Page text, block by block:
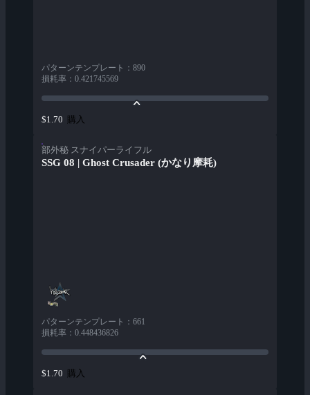
パターンテンプレート ： 890
損耗率 ： 0.421745569
$1.70 購入
部外秘 スナイパーライフル
SSG 08 | Ghost Crusader (かなり摩耗)
パターンテンプレート ： 661
損耗率 ： 0.448436826
$1.70 購入